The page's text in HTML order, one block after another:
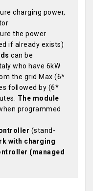
charging power,
the power
if already exists)
can be
who have 6kW
the grid Max (6*
followed by (6*
The module
programmed
(stand-
with charging
(managed